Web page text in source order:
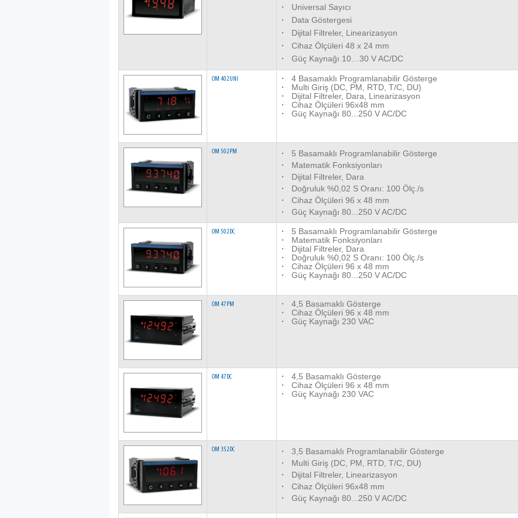
·
Universal Sayıcı
·
Data Göstergesi
·
Dijital Filtreler, Linearizasyon
·
Cihaz Ölçüleri 48 x 24 mm
·
Güç Kaynağı 10…30 V AC/DC
OM 402UNI ·
4 Basamaklı Programlanabilir Gösterge
·
Multi Giriş (DC, PM, RTD, T/C, DU)
·
Dijital Filtreler, Dara, Linearizasyon
·
Cihaz Ölçüleri 96x48 mm
·
Güç Kaynağı 80...250 V AC/DC
OM 502PM · 5 Basamaklı Programlanabilir Gösterge
·
Matematik Fonksiyonları
·
Dijital Filtreler, Dara
·
Doğruluk %0,02 S Oranı: 100 Ölç./s
·
Cihaz Ölçüleri 96 x 48 mm
·
Güç Kaynağı 80...250 V AC/DC
OM 502DC · 5 Basamaklı Programlanabilir Gösterge
·
Matematik Fonksiyonları
·
Dijital Filtreler, Dara
·
Doğruluk %0,02 S Oranı: 100 Ölç./s
·
Cihaz Ölçüleri 96 x 48 mm
·
Güç Kaynağı 80...250 V AC/DC
OM 47PM ·
4,5 Basamaklı Gösterge
·
Cihaz Ölçüleri 96 x 48 mm
·
Güç Kaynağı 230 VAC
OM 47DC ·
4,5 Basamaklı Gösterge
·
Cihaz Ölçüleri 96 x 48 mm
·
Güç Kaynağı 230 VAC
OM 352DC ·
3,5 Basamaklı Programlanabilir Gösterge
·
Multi Giriş (DC, PM, RTD, T/C, DU)
·
Dijital Filtreler, Linearizasyon
·
Cihaz Ölçüleri 96x48 mm
·
Güç Kaynağı 80...250 V AC/DC